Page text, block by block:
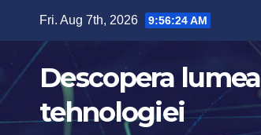
content
Fri. Aug 7th, 2026 9:56:26 AM
Descopera lumea
tehnologiei